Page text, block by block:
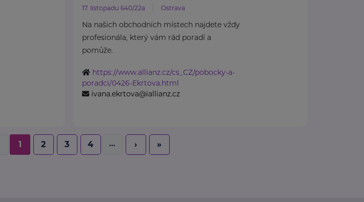
17. listopadu 640/22a Ostrava
Na našich obchodních místech najdete vždy
profesionála, který vám rád poradí a
pomůže.
https://www.allianz.cz/cs_CZ/pobocky-a-
poradci/0426-Ekrtova.html
ivana.ekrtova@iallianz.cz
1 2 3 4 ... › »